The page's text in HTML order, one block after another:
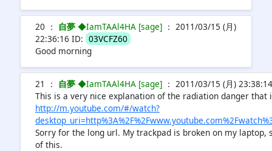
20 ： 自夢 ◆IamTAAl4HA [sage] ： 2011/03/15 (月)
22:36:16 ID: 03VCFZ60
Good morning
21 ： 自夢 ◆IamTAAl4HA [sage] ： 2011/03/15 (月)
This is a very nice explanation of the radiation danger
http://m.youtube.com/#/watch?
Sorry for the long url. My trackpad is broken on my
of this.